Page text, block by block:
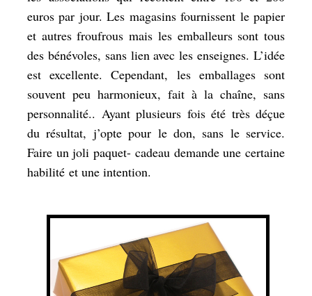
euros par jour. Les magasins fournissent le papier
et autres froufrous mais les emballeurs sont tous
des bénévoles, sans lien avec les enseignes. L’idée
est excellente. Cependant, les emballages sont
souvent peu harmonieux, fait à la chaîne, sans
personnalité.. Ayant plusieurs fois été très déçue
du résultat, j’opte pour le don, sans le service.
Faire un joli paquet- cadeau demande une certaine
habilité et une intention.